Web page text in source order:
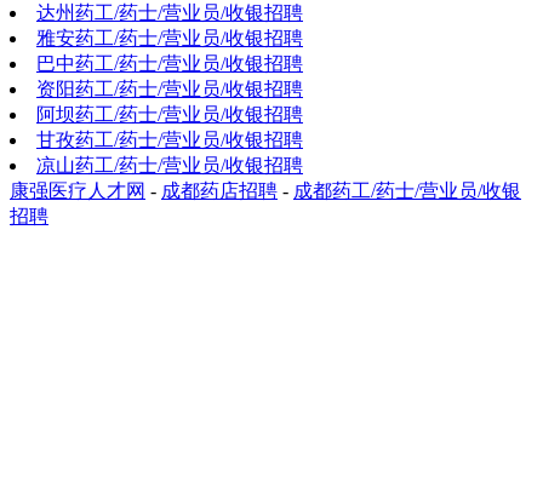
达州药工/药士/营业员/收银招聘
雅安药工/药士/营业员/收银招聘
巴中药工/药士/营业员/收银招聘
资阳药工/药士/营业员/收银招聘
阿坝药工/药士/营业员/收银招聘
甘孜药工/药士/营业员/收银招聘
凉山药工/药士/营业员/收银招聘
康强医疗人才网 - 成都药店招聘 - 成都药工/药士/营业员/收银
招聘